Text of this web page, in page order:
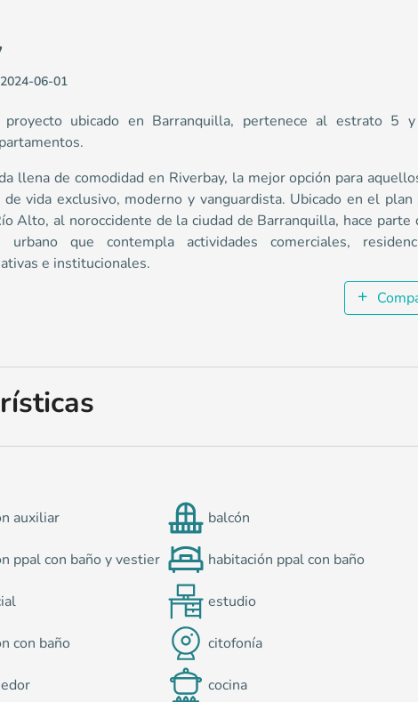
una vida llena de comodidad en Riverbay, la mejor
06-01
ubicado en Barranquilla, pertenece al estrato 5
llena de comodidad en Riverbay, la mejor opción para
vida exclusivo, moderno y vanguardista. Ubicado en el plan
Alto, al noroccidente de la ciudad de Barranquilla, hace parte
que contempla actividades comerciales,
e institucionales.
auxiliar balcón
ppal con baño y vestier habitación ppal con baño
estudio
con baño citofonía
cocina